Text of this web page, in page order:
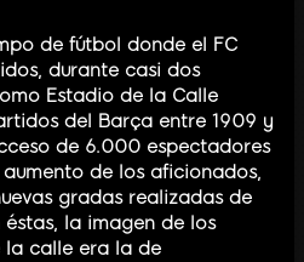
de fútbol donde el FC
durante casi dos
Estadio de la Calle
del Barça entre 1909 y
de 6.000 espectadores
de los aficionados,
gradas realizadas de
la imagen de los
la calle era la de